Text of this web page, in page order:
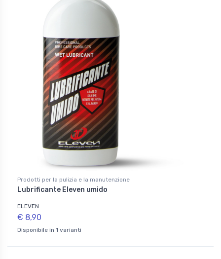
Prodotti per la pulizia e la manutenzione
Lubrificante Eleven umido
ELEVEN
€ 8,90
Disponibile in 1 varianti